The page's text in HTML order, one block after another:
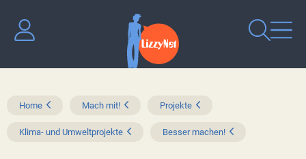
Home Mach mit! Projekte
Klima- und Umweltprojekte Besser machen!